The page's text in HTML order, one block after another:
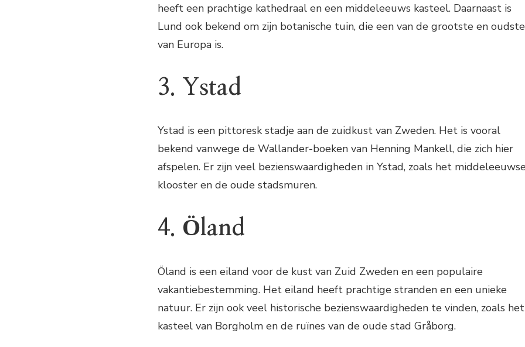
heeft een prachtige kathedraal en een middeleeuws kasteel. Daarnaast is
Lund ook bekend om zijn botanische tuin, die een van de grootste en oudste
van Europa is.
3. Ystad
Ystad is een pittoresk stadje aan de zuidkust van Zweden. Het is vooral
bekend vanwege de Wallander-boeken van Henning Mankell, die zich hier
afspelen. Er zijn veel bezienswaardigheden in Ystad, zoals het
klooster en de oude stadsmuren.
4. Öland
Öland is een eiland voor de kust van Zuid Zweden en een populaire
vakantiebestemming. Het eiland heeft prachtige stranden en een unieke
natuur. Er zijn ook veel historische bezienswaardigheden te vinden, zoals het
kasteel van Borgholm en de ruïnes van de oude stad Gråborg.